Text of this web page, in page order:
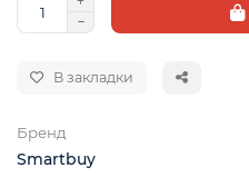
В закладки
Бренд
Smartbuy